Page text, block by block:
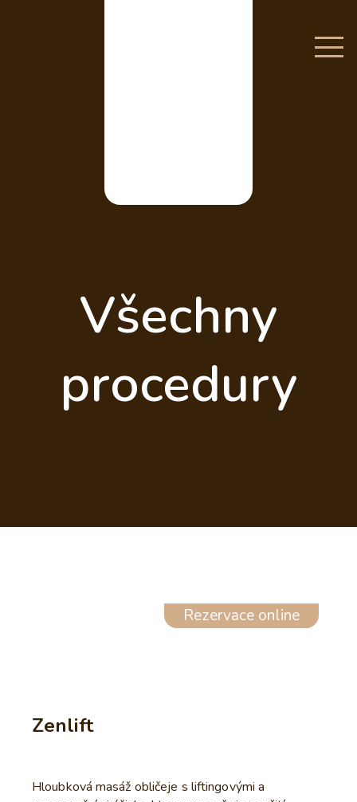
Všechny
procedury
Rezervace online
Zenlift
Hloubková masáž obličeje s liftingovými a